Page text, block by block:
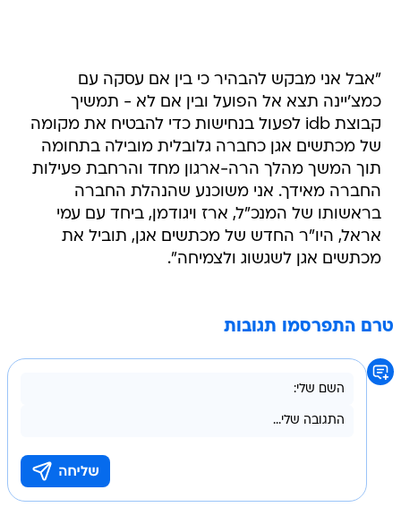
"אבל אני מבקש להבהיר כי בין אם עסקה עם
כמצ'יינה תצא אל הפועל ובין אם לא - תמשיך
קבוצת idb לפעול בנחישות כדי להבטיח את מקומה
של מכתשים אגן כחברה גלובלית מובילה בתחומה
תוך המשך מהלך הרה-ארגון מחד והרחבת פעילות
החברה מאידך. אני משוכנע שהנהלת החברה
בראשותו של המנכ"ל, ארז ויגודמן, ביחד עם עמי
אראל, היו"ר החדש של מכתשים אגן, תוביל את
מכתשים אגן לשגשוג ולצמיחה".
טרם התפרסמו תגובות